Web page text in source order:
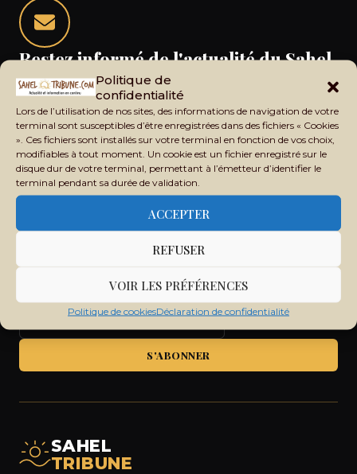
Politique de
confidentialité
Lors de l’utilisation de nos sites, des informations de navigation de votre
terminal sont susceptibles d’être enregistrées dans des fichiers « Cookies
». Ces fichiers sont installés sur votre terminal en fonction de vos choix,
modifiables à tout moment. Un cookie est un fichier enregistré sur le
disque dur de votre terminal, permettant à l’émetteur d’identifier le
terminal pendant sa durée de validation.
ACCEPTER
REFUSER
VOIR LES PRÉFÉRENCES
Politique de cookiesDéclaration de confidentialité
Restez informé de l'actualité du Sahel
Recevez chaque jour les principales informations du Mali,
du Sahel, de l'Afrique et du monde dans votre boîte mail.
S'ABONNER
SAHEL
TRIBUNE